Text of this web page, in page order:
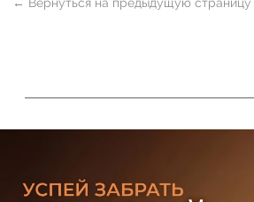
Ежедневно, с 10:00 до 21:00